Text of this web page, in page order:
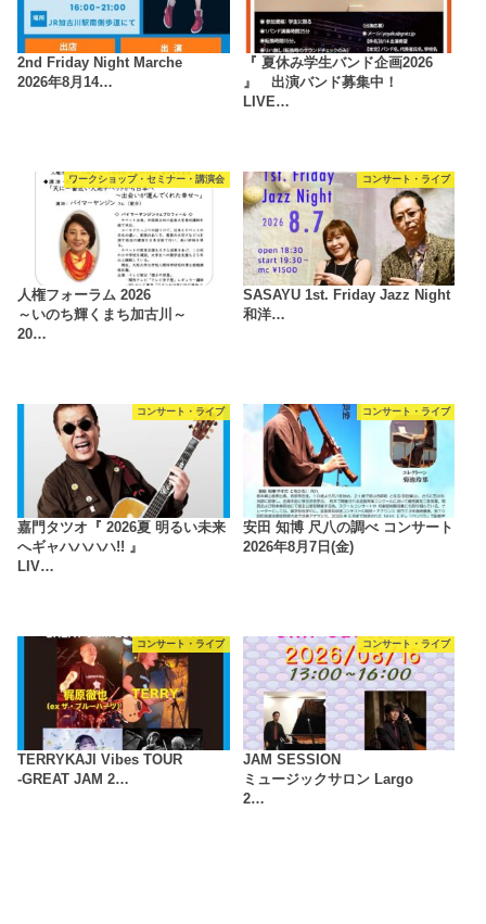
2nd Friday Night Marche
2026年8月14…
『 夏休み学生バンド企画2026
』 出演バンド募集中！
LIVE…
ワークショップ・セミナー・講演会
人権フォーラム 2026
～いのち輝くまち加古川～
20…
コンサート・ライブ
SASAYU 1st. Friday Jazz Night
和洋…
コンサート・ライブ
嘉門タツオ『 2026夏 明るい未来
へギャハハハハ!! 』
LIV…
コンサート・ライブ
安田 知博 尺八の調べ コンサート
2026年8月7日(金)
コンサート・ライブ
TERRYKAJI Vibes TOUR
-GREAT JAM 2…
コンサート・ライブ
JAM SESSION
ミュージックサロン Largo
2…